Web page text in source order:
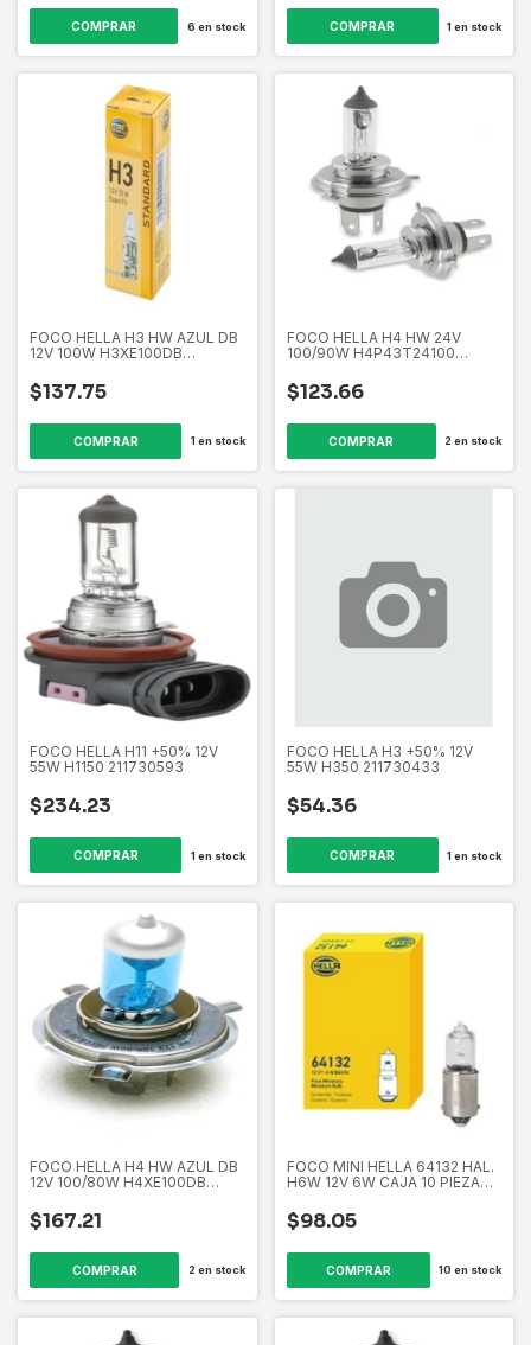
6 en stock 1 en stock
FOCO HELLA H3 HW AZUL DB
12V 100W H3XE100DB
$137.75
1 en stock
FOCO HELLA H4 HW 24V
100/90W H4P43T24100
$123.66
2 en stock
FOCO HELLA H11 +50% 12V
55W H1150 211730593
$234.23
1 en stock
FOCO HELLA H3 +50% 12V
55W H350 211730433
$54.36
1 en stock
FOCO HELLA H4 HW AZUL DB
12V 100/80W H4XE100DB
$167.21
2 en stock
FOCO MINI HELLA 64132 HAL.
H6W 12V 6W CAJA 10 PIEZAS
$98.05
10 en stock